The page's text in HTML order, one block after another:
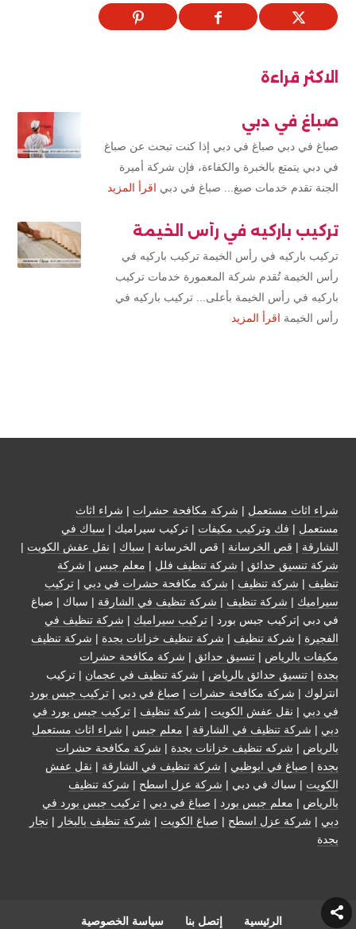
الاكثر قراءة
صباغ في دبي
صباغ في دبي صباغ في دبي إذا كنت تبحث عن صباغ
في دبي يتمتع بالخبرة والكفاءة، فإن شركة أميرة
الجنة تقدم خدمات صبغ... صباغ في دبي اقرأ المزيد
تركيب باركيه في رأس الخيمة
تركيب باركيه في رأس الخيمة تركيب باركيه في
رأس الخيمة تُقدم شركة المعمورة خدمات تركيب
باركيه في رأس الخيمة بأعلى... تركيب باركيه في
رأس الخيمة اقرأ المزيد
شراء اثاث مستعمل | شركة مكافحة حشرات | شراء اثاث
مستعمل | فك وتركيب مكيفات | تركيب سيراميك | سباك في
الشارقة | قص الخرسانة | قص الخرسانة | سباك | نقل عفش الكويت |
شركة تنسيق حدائق | شركة تنظيف فلل | معلم جبس | شركة
تنظيف | شركة تنظيف | شركة مكافحة حشرات في دبي | تركيب
سيراميك | شركة تنظيف | شركة تنظيف في الشارقة | سباك | صباغ
في دبي |تركيب جبس بورد | تركيب سيراميك | شركة تنظيف في
الفجيرة | شركة تنظيف | شركة تنظيف خزانات بجدة | شركة تنظيف
مكيفات بالرياض | تنسيق حدائق | شركة مكافحة حشرات
بجدة | تنسيق حدائق بالرياض | شركة تنظيف في عجمان | تركيب
انترلوك | شركة مكافحة حشرات | صباغ في دبي | تركيب جبس بورد
في دبي | نقل عفش الكويت | شركة تنظيف | تركيب جبس بورد في
دبي | شركة تنظيف في الشارقة | معلم جبس | شراء اثاث مستعمل
بالرياض | شركه تنظيف خزانات بجدة | شركة مكافحة حشرات
بجدة | صباغ في ابوظبي | شركة تنظيف في الشارقة | نقل عفش
الكويت | سباك في دبي | شركة عزل اسطح | شركة تنظيف
بالرياض | معلم جبس بورد | صباغ في دبي | تركيب جبس بورد في
دبي | شركة عزل اسطح | صباغ الكويت | شركة تنظيف بالبخار | نجار
بجدة
الرئيسية إتصل بنا سياسة الخصوصية